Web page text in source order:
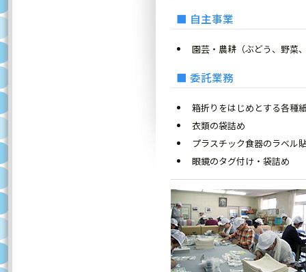
■ 自主事業
園芸・農耕（ぶどう、野菜
■ 委託業務
箱折りをはじめとする各種
衣類の袋詰め
プラスチック食器のラベル
眼鏡のタグ付け・袋詰め